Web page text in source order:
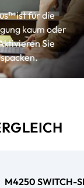
ist für die
kaum oder
Sie
M4250 SWITCH-